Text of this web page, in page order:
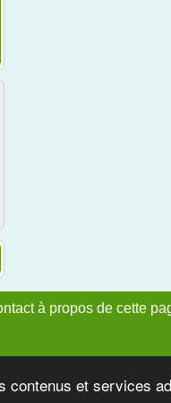
contenus et services
à propos de cette